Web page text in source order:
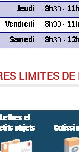
LIMITES DE